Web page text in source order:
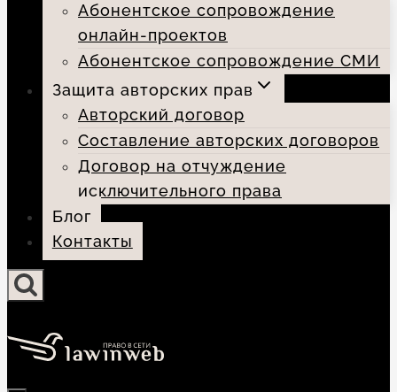
Абонентское сопровождение
онлайн-проектов
Абонентское сопровождение СМИ
Защита авторских прав
Авторский договор
Составление авторских договоров
Договор на отчуждение
исключительного права
Блог
Контакты